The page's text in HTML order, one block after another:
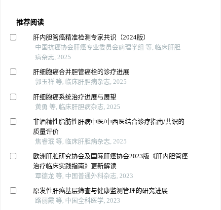
推荐阅读
肝内胆管癌精准检测专家共识（2024版）
中国抗癌协会肝癌专业委员会病理学组 等, 临床肝胆
病杂志, 2025
肝细胞癌合并胆管癌栓的诊疗进展
郭玉祥 等, 临床肝胆病杂志, 2025
肝细胞癌系统治疗进展与展望
黄勇 等, 临床肝胆病杂志, 2025
非酒精性脂肪性肝病中医/中西医结合诊疗指南/共识的
质量评价
焦睿珉 等, 临床肝胆病杂志, 2025
欧洲肝脏研究协会及国际肝癌协会2023版《肝内胆管癌
治疗临床实践指南》更新解读
覃德龙 等, 中国普通外科杂志, 2023
原发性肝癌基层筛查与健康监测管理的研究进展
路丽霞 等, 中国全科医学, 2023